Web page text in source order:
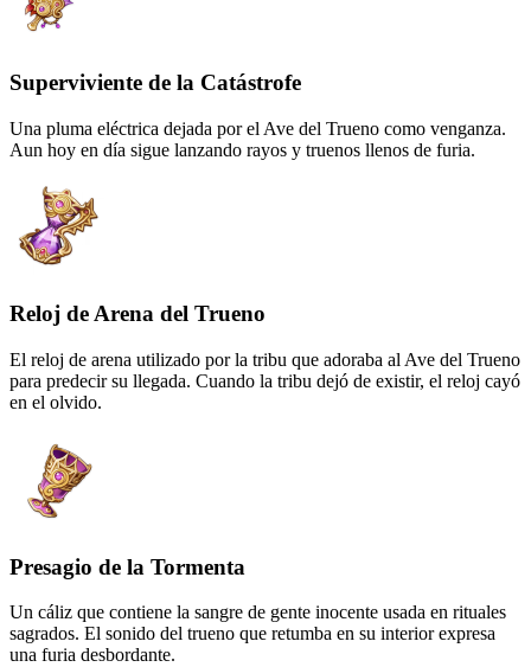
Superviviente de la Catástrofe
Una pluma eléctrica dejada por el Ave del Trueno como venganza.
Aun hoy en día sigue lanzando rayos y truenos llenos de furia.
Reloj de Arena del Trueno
El reloj de arena utilizado por la tribu que adoraba al Ave del Trueno
para predecir su llegada. Cuando la tribu dejó de existir, el reloj cayó
en el olvido.
Presagio de la Tormenta
Un cáliz que contiene la sangre de gente inocente usada en rituales
sagrados. El sonido del trueno que retumba en su interior expresa
una furia desbordante.